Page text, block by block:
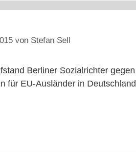
von Stefan Sell
Berliner Sozialrichter
für EU-Ausländer in